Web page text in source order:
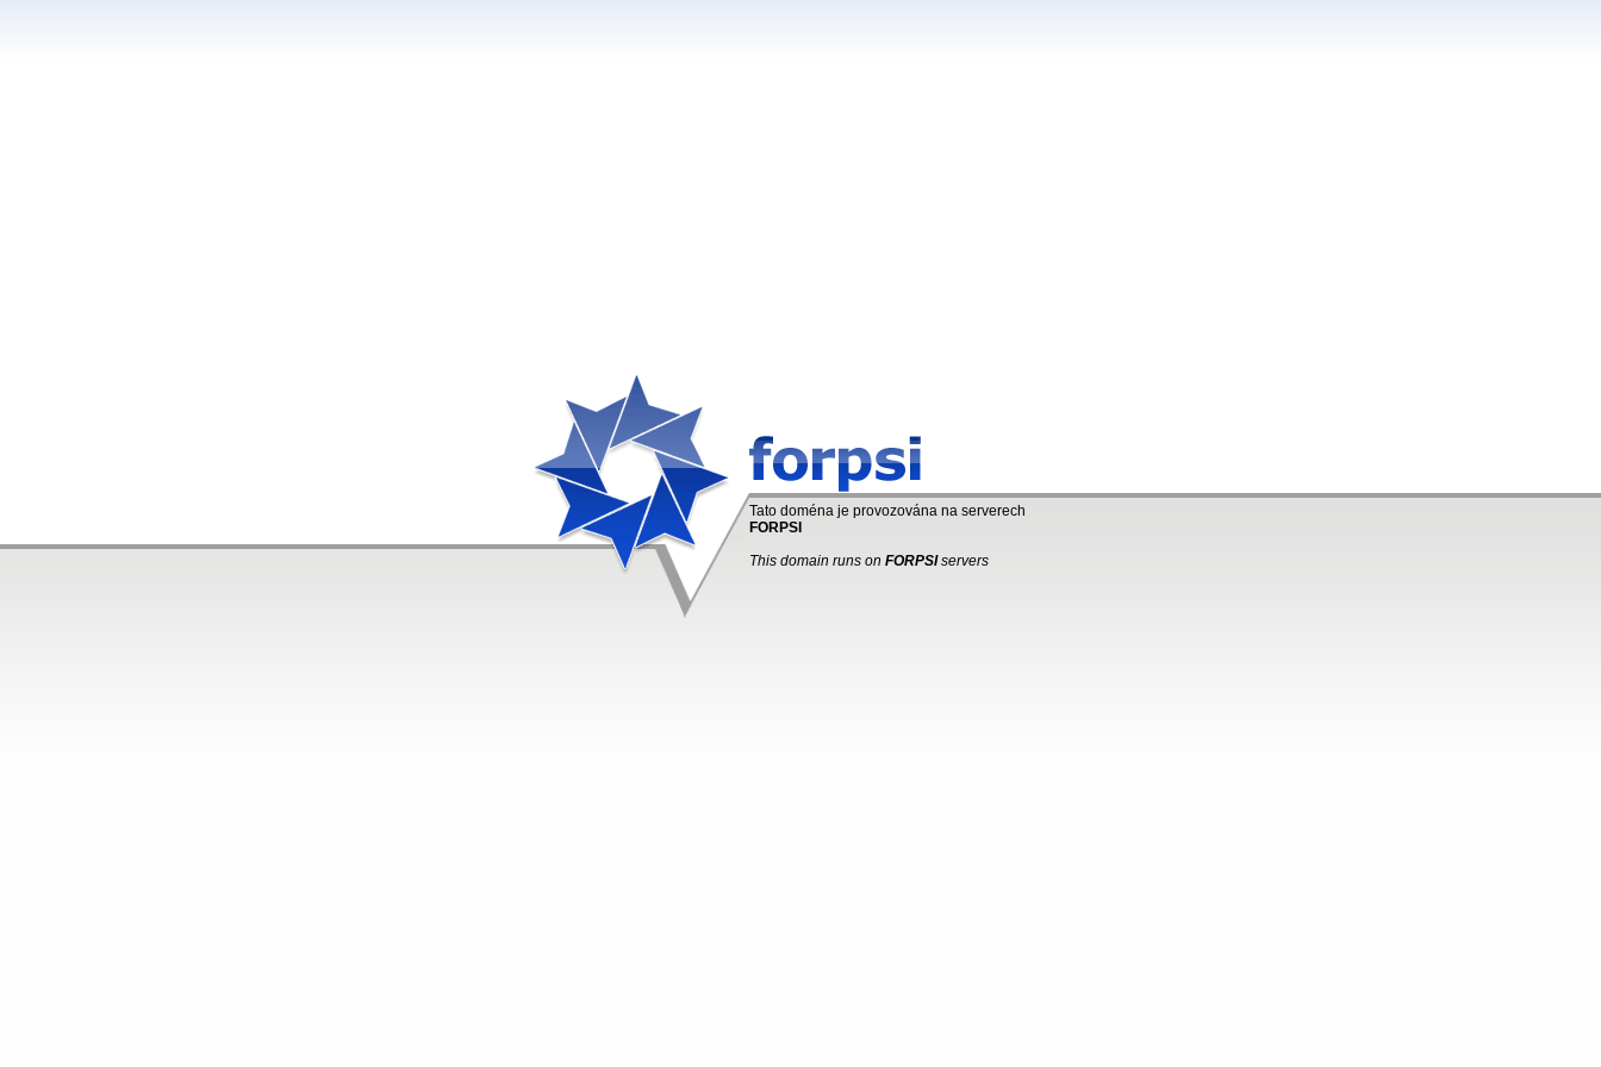
Tato doména je provozována na serverech
FORPSI
This domain runs on FORPSIservers